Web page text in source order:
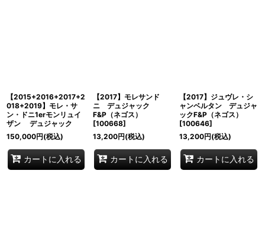
【2015+2016+2017+2
018+2019】モレ・サ
ン・ドニ1erモンリュイ
ザン デュジャック
150,000円(税込)
カートに入れる
【2017】モレサンド
ニ デュジャック
F&P（ネゴス）
[100668]
13,200円(税込)
カートに入れる
【2017】ジュヴレ・シ
ャンベルタン デュジャ
ックF&P（ネゴス）
[100646]
13,200円(税込)
カートに入れる